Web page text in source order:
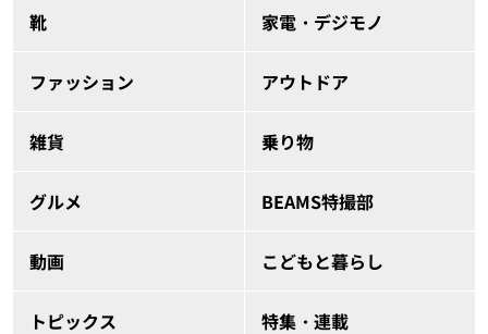
靴 家電・デジモノ
ファッション アウトドア
雑貨 乗り物
グルメ BEAMS特撮部
動画 こどもと暮らし
トピックス 特集・連載